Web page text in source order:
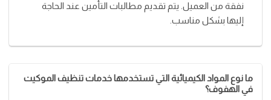
نفقة من العميل. يتم تقديم مطالبات التأمين عند الحاجة
إليها بشكل مناسب.
ما نوع المواد الكيميائية التي تستخدمها خدمات تنظيف الموكيت
في الهفوف؟